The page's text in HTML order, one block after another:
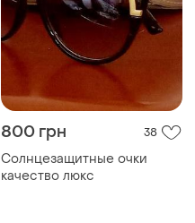
800 грн 38
Солнцезащитные очки
качество люкс